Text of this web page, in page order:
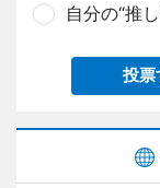
自分の“推
投票